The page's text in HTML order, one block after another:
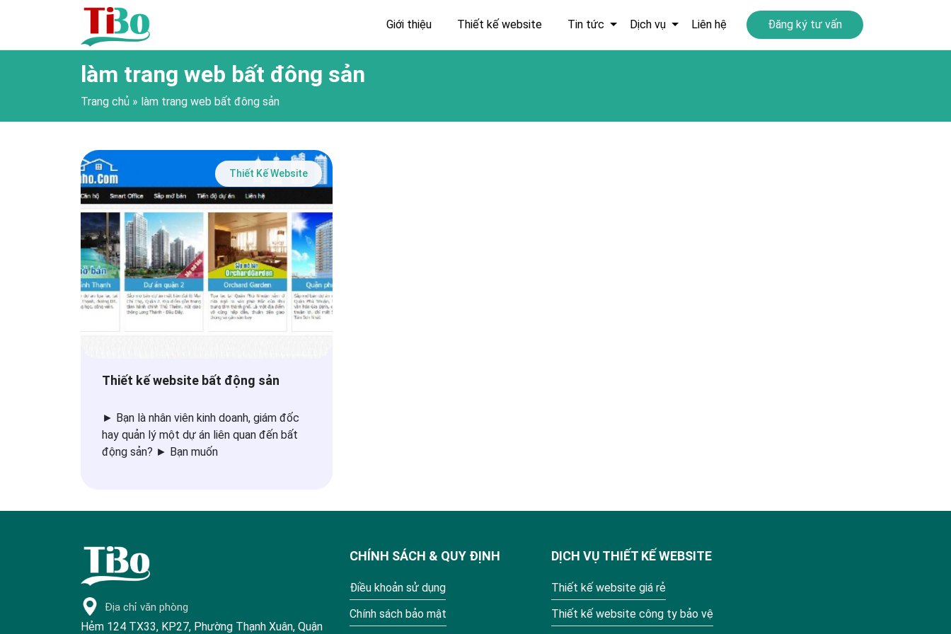
Giới thiệu Thiết kế website Tin tức Dịch vụ Liên hệ Đăng ký tư vấn
làm trang web bất đông sản
Trang chủ » làm trang web bất đông sản
Thiết Kế Website
Thiết kế website bất động sản
► Bạn là nhân viên kinh doanh, giám đốc
hay quản lý một dự án liên quan đến bất
động sản? ► Bạn muốn
Địa chỉ văn phòng
Hẻm 124 TX33, KP27, Phường Thạnh Xuân, Quận
CHÍNH SÁCH & QUY ĐỊNH
Điều khoản sử dụng
Chính sách bảo mật
DỊCH VỤ THIẾT KẾ WEBSITE
Thiết kế website giá rẻ
Thiết kế website công ty bảo vệ